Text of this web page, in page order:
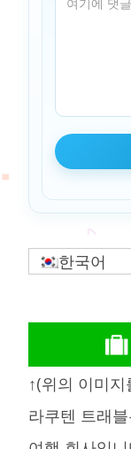
한국어
↑(위의 이미
라쿠텐 트래